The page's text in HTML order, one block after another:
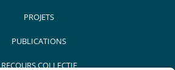
PROJETS
PUBLICATIONS
RECOURS COLLECTIF